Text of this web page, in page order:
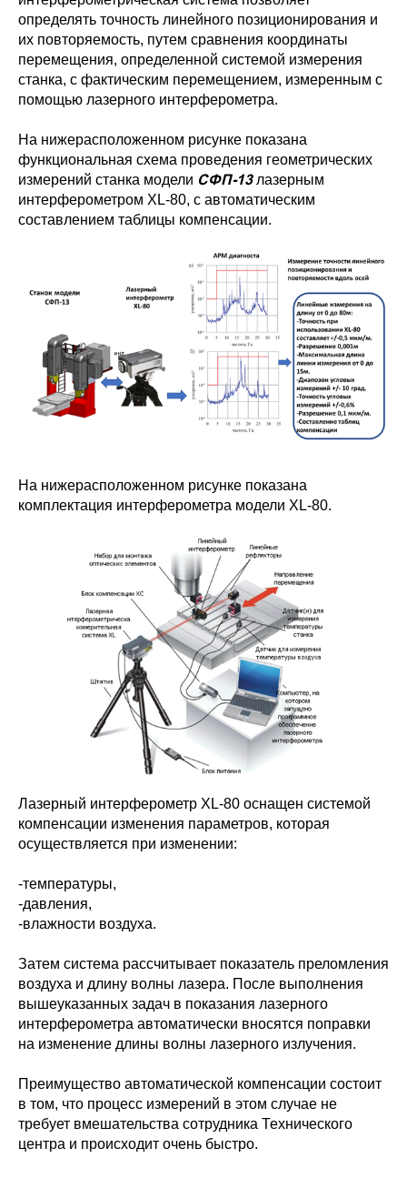
определять точность линейного позиционирования и
их повторяемость, путем сравнения координаты
перемещения, определенной системой измерения
станка, с фактическим перемещением, измеренным с
помощью лазерного интерферометра.
На нижерасположенном рисунке показана
функциональная схема проведения геометрических
измерений станка модели СФП-13лазерным
интерферометром XL-80, с автоматическим
составлением таблицы компенсации.
На нижерасположенном рисунке показана
комплектация интерферометра модели XL-80.
Лазерный интерферометр XL-80 оснащен системой
компенсации изменения параметров, которая
осуществляется при изменении:
-температуры,
-давления,
-влажности воздуха.
Затем система рассчитывает показатель преломления
воздуха и длину волны лазера. После выполнения
вышеуказанных задач в показания лазерного
интерферометра автоматически вносятся поправки
на изменение длины волны лазерного излучения.
Преимущество автоматической компенсации состоит
в том, что процесс измерений в этом случае не
требует вмешательства сотрудника Технического
центра и происходит очень быстро.